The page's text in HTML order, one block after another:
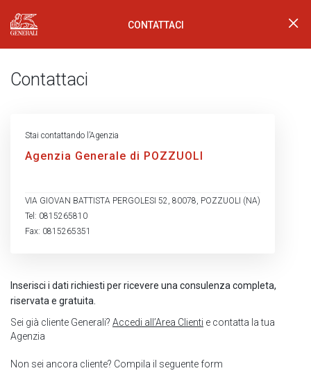
Generali Logo CONTATTACI
Contattaci
Inserisci i dati richiesti per ricevere una consulenza completa,
riservata e gratuita.
Sei già cliente Generali? Accedi all’Area Clienti e contatta la tua
Agenzia
Non sei ancora cliente? Compila il seguente form
Stai contattando l’Agenzia
Agenzia Generale di POZZUOLI
VIA GIOVAN BATTISTA PERGOLESI 52, 80078, POZZUOLI (NA)
Tel: 0815265810
Fax: 0815265351